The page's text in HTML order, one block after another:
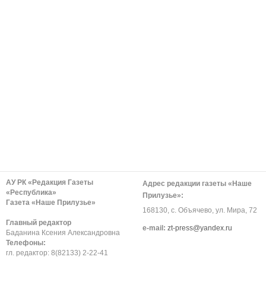
АУ РК «Редакция Газеты
«Республика»
Газета «Наше Прилузье»
Главный редактор
Баданина Ксения Александровна
Телефоны:
гл. редактор: 8(82133) 2-22-41
Адрес редакции газеты «Наше
Прилузье»:
168130, с. Объячево, ул. Мира, 72
е-mail: zt-press@yandex.ru